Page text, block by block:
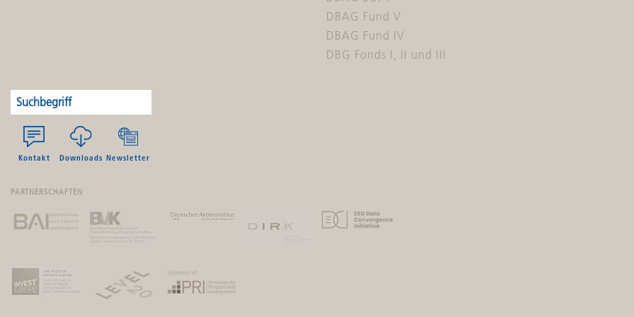
DBAG Fund V
DBAG Fund IV
DBG Fonds I, II und III
Kontakt Downloads Newsletter
PARTNERSCHAFTEN